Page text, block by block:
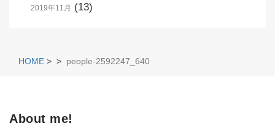
2019年11月 (13)
HOME > > people-2592247_640
About me!